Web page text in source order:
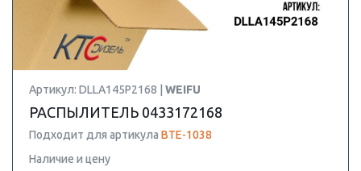
Артикул: DLLA145P2168 | WEIFU
РАСПЫЛИТЕЛЬ 0433172168
Подходит для артикула BTE-1038
Наличие и цену